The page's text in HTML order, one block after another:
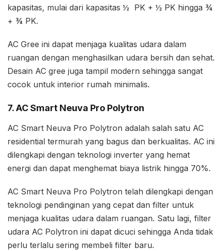
kapasitas, mulai dari kapasitas ½ PK + ½ PK hingga ¾
+ ¾ PK.
AC Gree ini dapat menjaga kualitas udara dalam
ruangan dengan menghasilkan udara bersih dan sehat.
Desain AC gree juga tampil modern sehingga sangat
cocok untuk interior rumah minimalis.
7. AC Smart Neuva Pro Polytron
AC Smart Neuva Pro Polytron adalah salah satu AC
residential termurah yang bagus dan berkualitas. AC ini
dilengkapi dengan teknologi inverter yang hemat
energi dan dapat menghemat biaya listrik hingga 70%.
AC Smart Neuva Pro Polytron telah dilengkapi dengan
teknologi pendinginan yang cepat dan filter untuk
menjaga kualitas udara dalam ruangan. Satu lagi, filter
udara AC Polytron ini dapat dicuci sehingga Anda tidak
perlu terlalu sering membeli filter baru.